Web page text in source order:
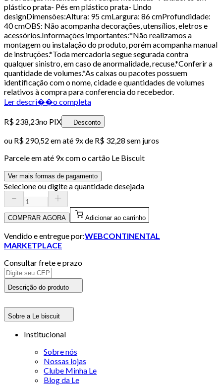
plástico prata- Pés em plástico prata- Lindo
designDimensões:Altura: 95 cmLargura: 86 cmProfundidade:
40 cmOBS: Não acompanha decorações, utensílios, eletros e
acessórios.Informações importantes:*Não realizamos a
montagem ou instalação do produto, porém acompanha manual
de instruções.*Toda mercadoria segue segurada contra
qualquer sinistro, em caso de anormalidade, recuse.*Conferir a
quantidade de volumes.*As caixas ou pacotes possuem
identificação com o nome, cidade e quantidades de volumes
relativos à compra para conferencia do recebedor.
Ler descri��o completa
R$ 238,23no PIX Desconto
ou R$ 290,52 em até 9x de R$ 32,28 sem juros
Parcele em até 9x com o cartão Le Biscuit
Ver mais formas de pagamento
Selecione ou digite a quantidade desejada
COMPRAR AGORA Adicionar ao carrinho
Vendido e entregue por:WEBCONTINENTAL
MARKETPLACE
Consultar frete e prazo
Descrição do produto
Sobre a Le biscuit
Institucional
Sobre nós
Nossas lojas
Clube Minha Le
Blog da Le